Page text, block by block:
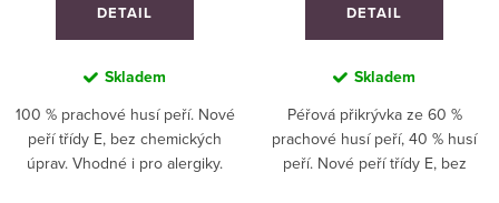
DETAIL
Skladem
100 % prachové husí peří. Nové
peří třídy E, bez chemických
úprav. Vhodné i pro alergiky.
DETAIL
Skladem
Péřová přikrývka ze 60 %
prachové husí peří, 40 % husí
peří. Nové peří třídy E, bez